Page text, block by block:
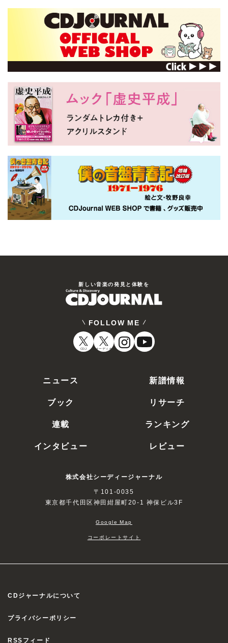
新しい⾳楽の発⾒と体験を
FOLLOW ME
CDJ オーディオ
ニュース
新譜情報
ブック
リサーチ
連載
ランキング
インタビュー
レビュー
株式会社シーディージャーナル
〒101-0035
東京都千代田区神田紺屋町20-1 神保ビル3F
Google Map
コーポレートサイト
CDジャーナルについて
プライバシーポリシー
RSSフィード